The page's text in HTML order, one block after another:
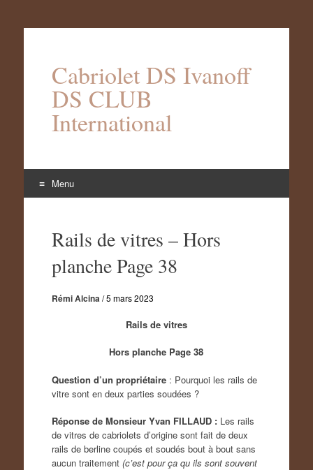
Cabriolet DS Ivanoff
DS CLUB
International
Menu
contenuRails de vitres – Hors
planche Page 38
Rémi Alcina /5 mars 2023
Rails de vitres
Hors planche Page 38
Question d’un propriétaire: Pourquoi les rails de
vitre sont en deux parties soudées ?
Réponse de Monsieur Yvan FILLAUD :Les rails
de vitres de cabriolets d’origine sont fait de deux
rails de berline coupés et soudés bout à bout sans
aucun traitement(c’est pour ça qu ils sont souvent